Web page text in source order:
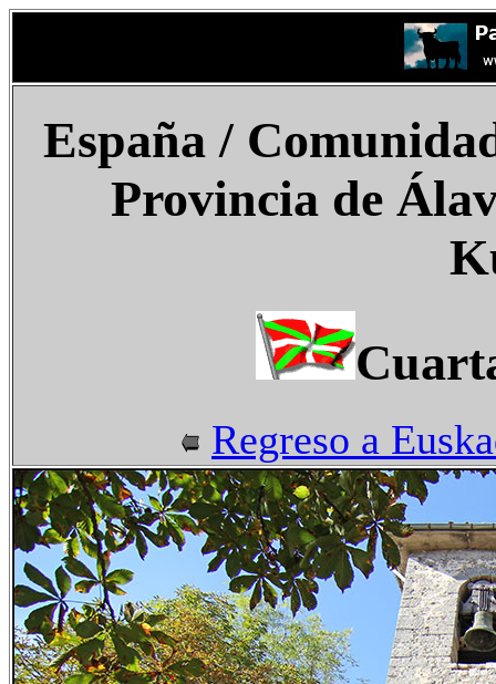
España /
Provincia de
Regreso a